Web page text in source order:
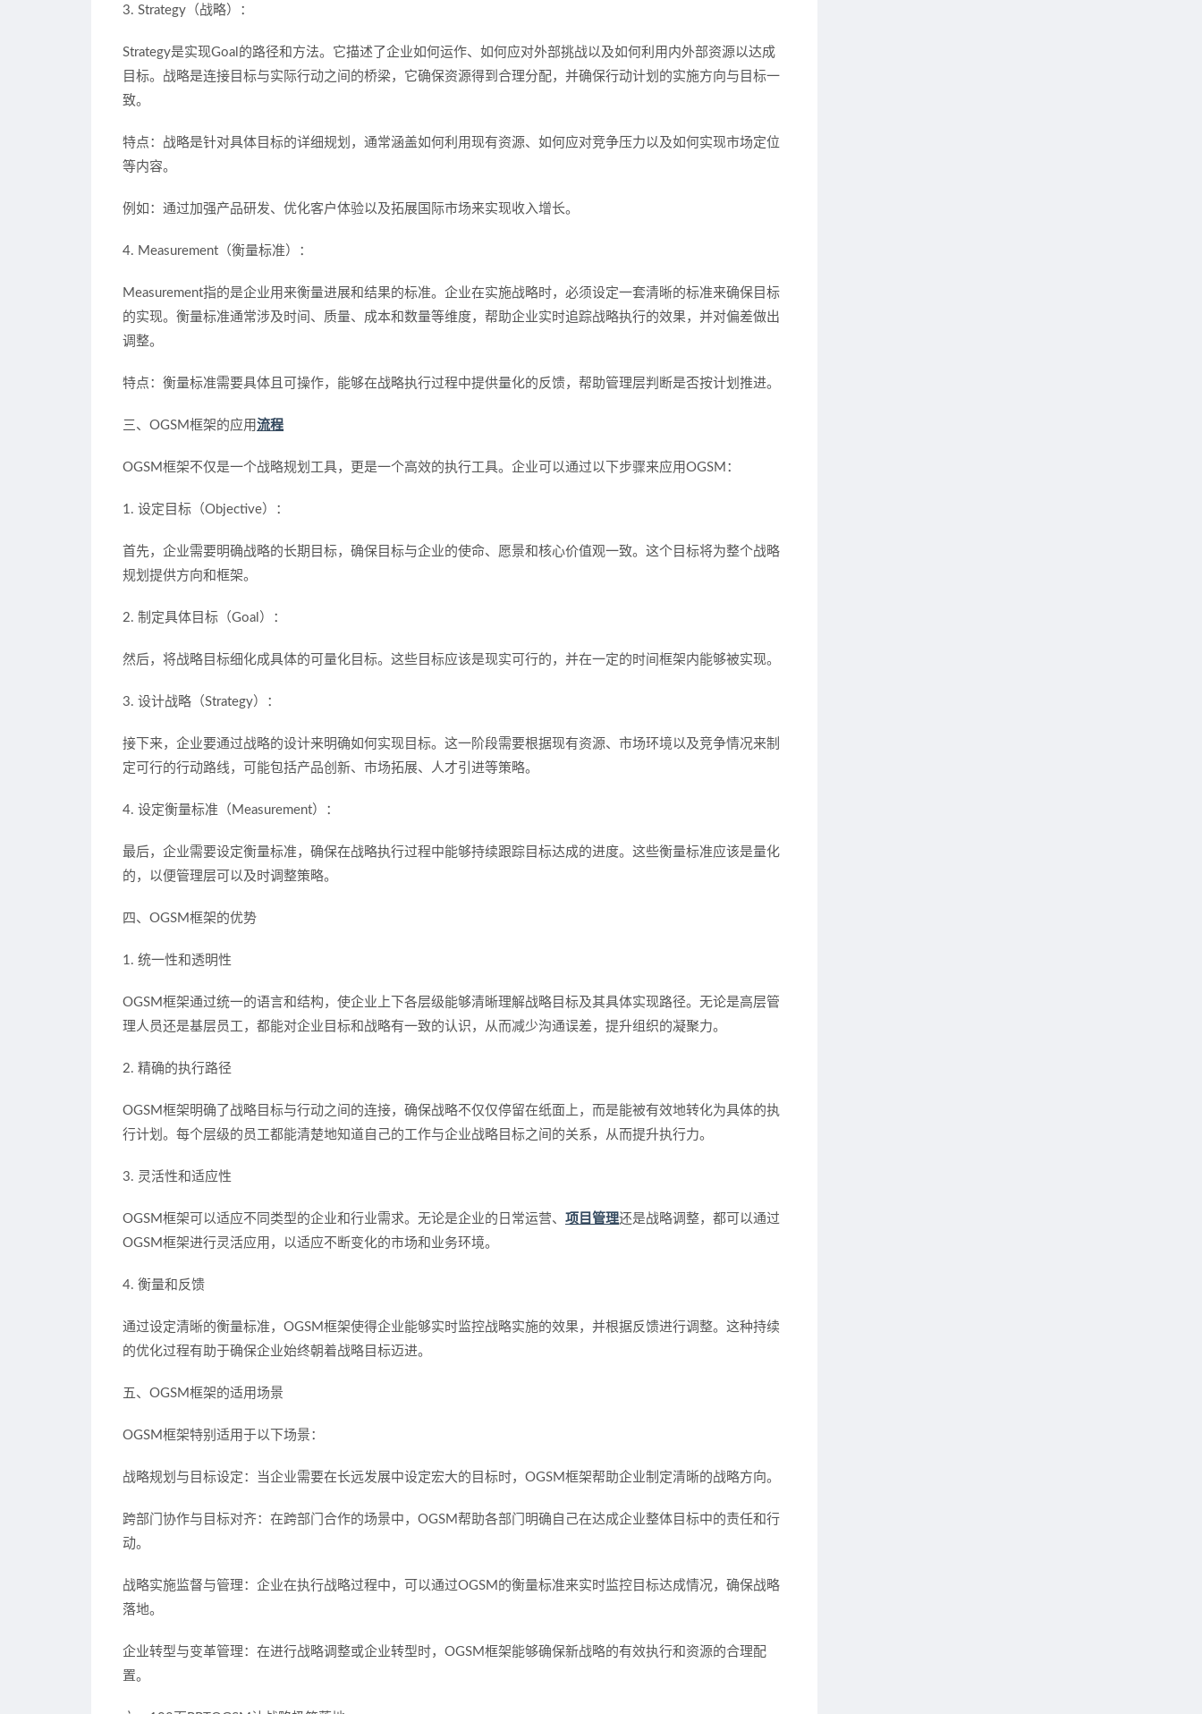
3. Strategy（战略）：
Strategy是实现Goal的路径和方法。它描述了企业如何运作、如何应对外部挑战以及如何利用内外部资源以达成
目标。战略是连接目标与实际行动之间的桥梁，它确保资源得到合理分配，并确保行动计划的实施方向与目标一
致。
特点：战略是针对具体目标的详细规划，通常涵盖如何利用现有资源、如何应对竞争压力以及如何实现市场定位
等内容。
例如：通过加强产品研发、优化客户体验以及拓展国际市场来实现收入增长。
4. Measurement（衡量标准）：
Measurement指的是企业用来衡量进展和结果的标准。企业在实施战略时，必须设定一套清晰的标准来确保目标
的实现。衡量标准通常涉及时间、质量、成本和数量等维度，帮助企业实时追踪战略执行的效果，并对偏差做出
调整。
特点：衡量标准需要具体且可操作，能够在战略执行过程中提供量化的反馈，帮助管理层判断是否按计划推进。
三、OGSM框架的应用流程
OGSM框架不仅是一个战略规划工具，更是一个高效的执行工具。企业可以通过以下步骤来应用OGSM：
1. 设定目标（Objective）：
首先，企业需要明确战略的长期目标，确保目标与企业的使命、愿景和核心价值观一致。这个目标将为整个战略
规划提供方向和框架。
2. 制定具体目标（Goal）：
然后，将战略目标细化成具体的可量化目标。这些目标应该是现实可行的，并在一定的时间框架内能够被实现。
3. 设计战略（Strategy）：
接下来，企业要通过战略的设计来明确如何实现目标。这一阶段需要根据现有资源、市场环境以及竞争情况来制
定可行的行动路线，可能包括产品创新、市场拓展、人才引进等策略。
4. 设定衡量标准（Measurement）：
最后，企业需要设定衡量标准，确保在战略执行过程中能够持续跟踪目标达成的进度。这些衡量标准应该是量化
的，以便管理层可以及时调整策略。
四、OGSM框架的优势
1. 统一性和透明性
OGSM框架通过统一的语言和结构，使企业上下各层级能够清晰理解战略目标及其具体实现路径。无论是高层管
理人员还是基层员工，都能对企业目标和战略有一致的认识，从而减少沟通误差，提升组织的凝聚力。
2. 精确的执行路径
OGSM框架明确了战略目标与行动之间的连接，确保战略不仅仅停留在纸面上，而是能被有效地转化为具体的执
行计划。每个层级的员工都能清楚地知道自己的工作与企业战略目标之间的关系，从而提升执行力。
3. 灵活性和适应性
OGSM框架可以适应不同类型的企业和行业需求。无论是企业的日常运营、 项目管理还是战略调整，都可以通过
OGSM框架进行灵活应用，以适应不断变化的市场和业务环境。
4. 衡量和反馈
通过设定清晰的衡量标准，OGSM框架使得企业能够实时监控战略实施的效果，并根据反馈进行调整。这种持续
的优化过程有助于确保企业始终朝着战略目标迈进。
五、OGSM框架的适用场景
OGSM框架特别适用于以下场景：
战略规划与目标设定：当企业需要在长远发展中设定宏大的目标时，OGSM框架帮助企业制定清晰的战略方向。
跨部门协作与目标对齐：在跨部门合作的场景中，OGSM帮助各部门明确自己在达成企业整体目标中的责任和行
动。
战略实施监督与管理：企业在执行战略过程中，可以通过OGSM的衡量标准来实时监控目标达成情况，确保战略
落地。
企业转型与变革管理：在进行战略调整或企业转型时，OGSM框架能够确保新战略的有效执行和资源的合理配
置。